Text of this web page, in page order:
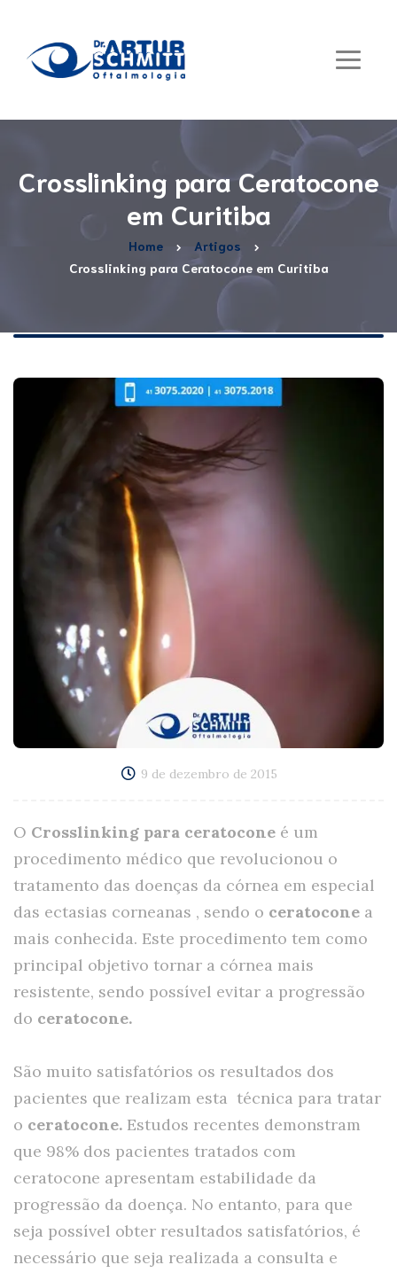
Crosslinking para Ceratocone
em Curitiba
Home
Artigos
Crosslinking para Ceratocone em Curitiba
9 de dezembro de 2015
O Crosslinking para ceratocone é um
procedimento médico que revolucionou o
tratamento das doenças da córnea em especial
das ectasias corneanas , sendo o ceratocone a
mais conhecida. Este procedimento tem como
principal objetivo tornar a córnea mais
resistente, sendo possível evitar a progressão
do ceratocone.
São muito satisfatórios os resultados dos
pacientes que realizam esta técnica para tratar
o ceratocone. Estudos recentes demonstram
que 98% dos pacientes tratados com
ceratocone apresentam estabilidade da
progressão da doença. No entanto, para que
seja possível obter resultados satisfatórios, é
necessário que seja realizada a consulta e